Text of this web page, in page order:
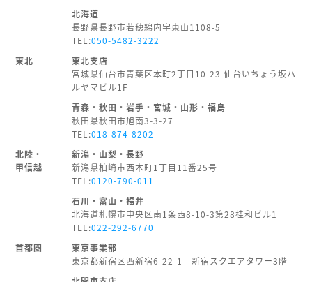
北海道
長野県長野市若穂綿内字東山1108-5
TEL:050-5482-3222
東北
東北支店
宮城県仙台市青葉区本町2丁目10-23 仙台いちょう坂ハ
ルヤマビル1F
青森・秋田・岩手・宮城・山形・福島
秋田県秋田市旭南3-3-27
TEL:018-874-8202
北陸・
甲信越
新潟・山梨・長野
新潟県柏崎市西本町1丁目11番25号
TEL:0120-790-011
石川・富山・福井
北海道札幌市中央区南1条西8-10-3第28桂和ビル1
TEL:022-292-6770
首都圏
東京事業部
東京都新宿区西新宿6-22-1 新宿スクエアタワー3階